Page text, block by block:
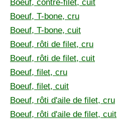
Boeuf, contre-filet, cuit
Boeuf, T-bone, cru
Boeuf, T-bone, cuit
Boeuf, rôti de filet, cru
Boeuf, rôti de filet, cuit
Boeuf, filet, cru
Boeuf, filet, cuit
Boeuf, rôti d'aile de filet, cru
Boeuf, rôti d'aile de filet, cuit